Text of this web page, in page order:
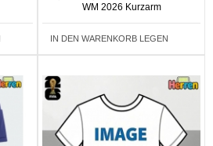
WM 2026 Kurzarm
IN DEN WARENKORB LEGEN